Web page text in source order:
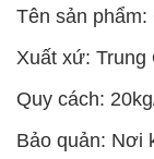
Tên sản
Xuất xứ: Trung
Quy cách:
Bảo quản: Nơi